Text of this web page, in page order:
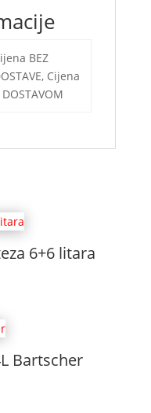
BEZ
Cijena
DOSTAVOM
6+6 litara
Bartscher